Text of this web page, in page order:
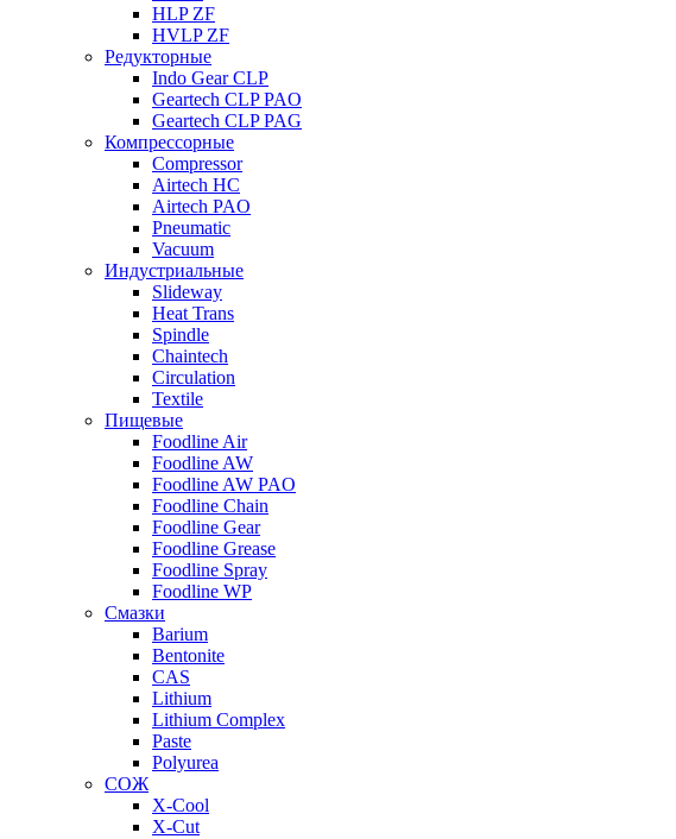
HLP ZF
HVLP ZF
Редукторные
Indo Gear CLP
Geartech CLP PAO
Geartech CLP PAG
Компрессорные
Compressor
Airtech HC
Airtech PAO
Pneumatic
Vacuum
Индустриальные
Slideway
Heat Trans
Spindle
Chaintech
Circulation
Textile
Пищевые
Foodline Air
Foodline AW
Foodline AW PAO
Foodline Chain
Foodline Gear
Foodline Grease
Foodline Spray
Foodline WP
Смазки
Barium
Bentonite
CAS
Lithium
Lithium Complex
Paste
Polyurea
СОЖ
X-Cool
X-Cut